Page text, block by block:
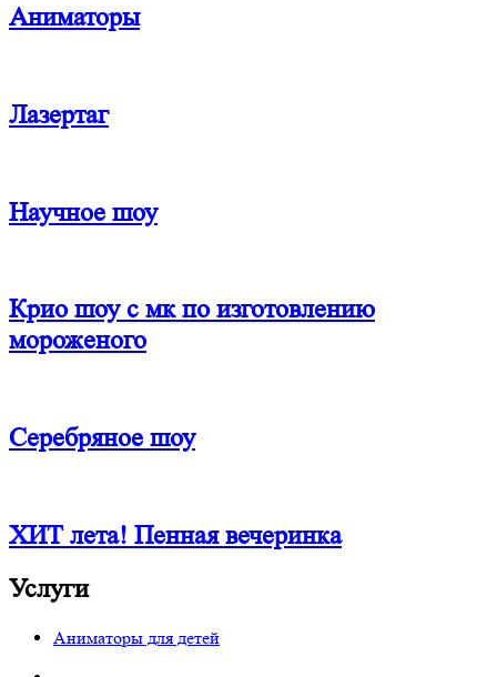
Аниматоры
Лазертаг
Научное шоу
Крио шоу с мк по изготовлению
мороженого
Серебряное шоу
ХИТ лета! Пенная вечеринка
Услуги
Аниматоры для детей